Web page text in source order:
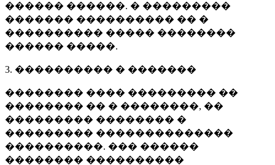
������ ������. � ���������
������� ���������� �� �
���������� ����� ��������
������ �����.
3. ���������� � �������
�������� ���� ��������� ��
�������� �� � ��������, ��
��������� �������� �
��������� ��������������
����������. ��� ������
�������� ����������